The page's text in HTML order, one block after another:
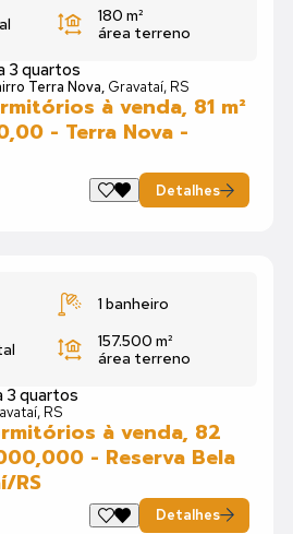
180 m²
área terreno
3 quartos
Terra Nova, Gravataí, RS
à venda, 81 m²
- Terra Nova -
Detalhes
1 banheiro
157.500 m²
área terreno
3 quartos
RS
à venda, 82
- Reserva Bela
RS
Detalhes